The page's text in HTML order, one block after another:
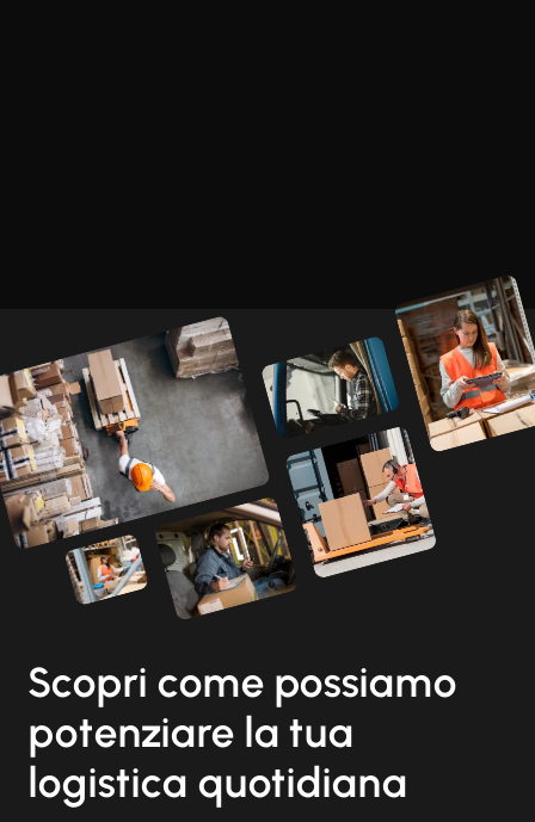
Scopri come possiamo
potenziare la tua
logistica quotidiana